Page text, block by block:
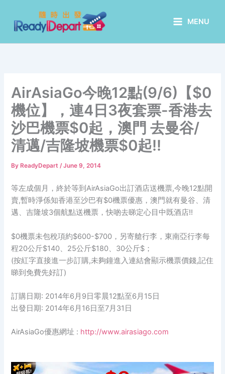
content
MENU
AirAsiaGo今晚12點(9/6)【$0
機位】，連4日3夜套票-香港去
沙巴機票$0起，澳門 去曼谷/
清邁/吉隆坡機票$0起!!
By ReadyDepart/June 9, 2014
等左成個月，終於等到AirAsiaGo出訂酒店送機票,今晚12點開
賣,暫時淨係知香港至沙巴有$0機票優惠，澳門就有曼谷、清
邁、吉隆坡3個航點送機票，快啲去睇定心目中既酒店!!
$0機票未包稅項約$600-$700，另寄艙行李，東南亞行李每
程20公斤$140、25公斤$180、30公斤$；
(按紅字直接進一步訂購,未夠鐘進入連結會顯示機票價錢,記住
睇到免費先好訂)
訂購日期: 2014年6月9日零晨12點至6月15日
出發日期: 2014年6月16日至7月31日
AirAsiaGo優惠網址 : http://www.airasiago.com